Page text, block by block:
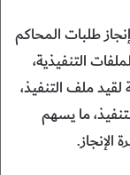
طلبات المحاكم
التنفيذية،
لقيد ملف التنفيذ،
ما يسهم